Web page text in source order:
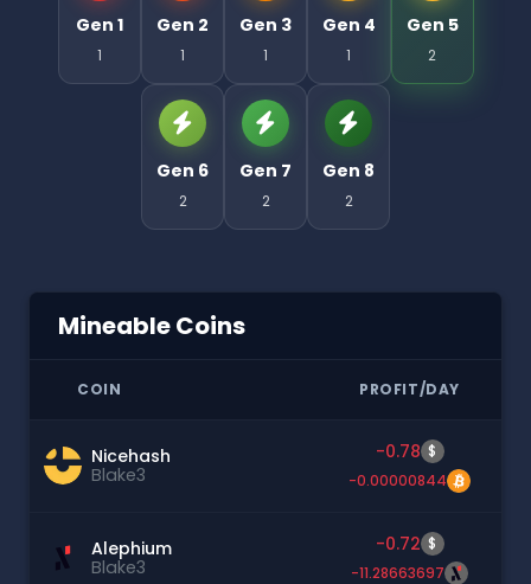
Gen 1
1
Gen 2
1
Gen 3
1
Gen 4
1
Gen 5
2
Gen 6
2
Gen 7
2
Gen 8
2
Mineable Coins
COIN PROFIT/DAY
Nicehash
Blake3
-0.78 $
-0.00000844
Alephium
Blake3
-0.72 $
-11.28663697